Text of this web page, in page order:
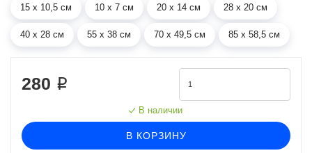
15 х 10,5 см 10 х 7 см 20 х 14 см 28 х 20 см
40 х 28 см 55 х 38 см 70 х 49,5 см 85 х 58,5 см
280 ₽
В наличии
В КОРЗИНУ